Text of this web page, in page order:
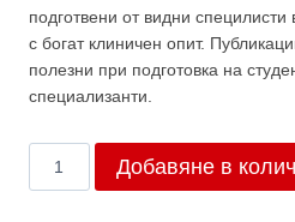
подготвени от видни
с богат клиничен опит.
полезни при подготовка на
специализанти.
Добавяне в